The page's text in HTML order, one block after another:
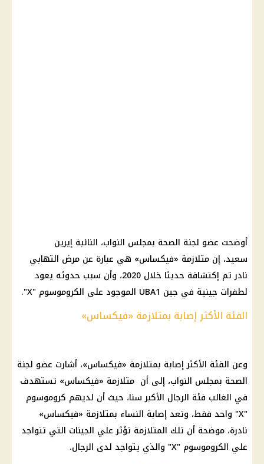
أوضحت عضو لجنة الصحة بمجلس النواب، النائبة إيرين
سعيد، إن متلازمة «فيكساس» هي عبارة عن مرض التهابي
نادر تم إكتشافة حديثا خلال 2020، وأن سبب حدوثه يعود
لطفرات جينية في جين UBA1 الموجود على الكروموسوم "X".
الفئة الأكثر إصابة بمتلازمة «فيكساس»
وعن الفئة الأكثر إصابة بمتلازمة «فيكساس»، أشارت عضو لجنة
الصحة بمجلس النواب، إلى أن متلازمة «فيكساس» تستهدف
في الغالب فئة الرجال الأكبر سنا، حيث أن لديهم كروموسوم
"X" واحد فقط، وتعد إصابة النساء بمتلازمة «فيكساس»
نادرة، موضحة أن تلك المتلازمة تؤثر علي الجينات التي تتواجد
علي الكروموسوم "X" والذي يتواجد لدى الرجال.